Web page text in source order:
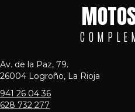
Av. de la Paz, 79.
26004 Logroño, La Rioja
941 26 04 36
628 732 277